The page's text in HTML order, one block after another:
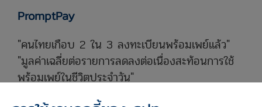
PromptPay
"คนไทยเกือบ 2 ใน 3 ลงทะเบียนพร้อมเพย์แล้ว"
"มูลค่าเฉลี่ยต่อรายการลดลงต่อเนื่องสะท้อนการใช้
พร้อมเพย์ในชีวิตประจำวัน"